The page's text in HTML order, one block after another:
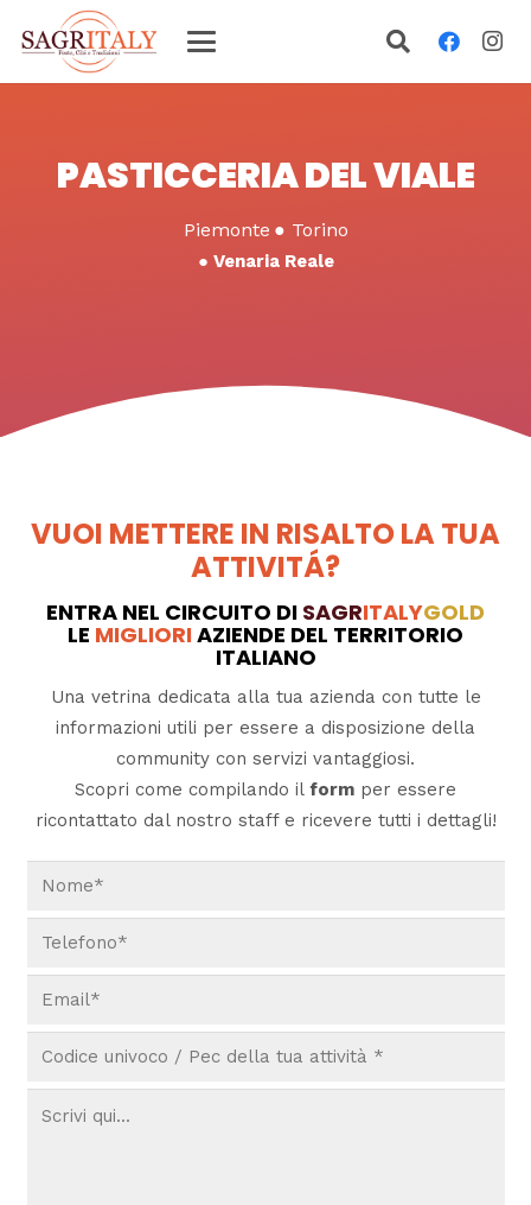
PASTICCERIA DEL VIALE
Piemonte ● Torino
● Venaria Reale
VUOI METTERE IN RISALTO LA TUA
ATTIVITÁ?
ENTRA NEL CIRCUITO DI SAGRITALYGOLD
LE MIGLIORIAZIENDE DEL TERRITORIO
ITALIANO
Una vetrina dedicata alla tua azienda con tutte le
informazioni utili per essere a disposizione della
community con servizi vantaggiosi.
Scopri come compilando il form per essere
ricontattato dal nostro staff e ricevere tutti i dettagli!